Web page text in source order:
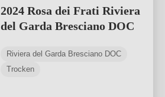
2024 Rosa dei Frati Riviera
del Garda Bresciano DOC
Riviera del Garda Bresciano DOC
Trocken